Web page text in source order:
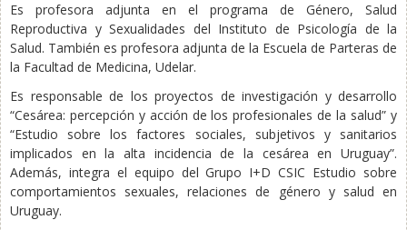
Es profesora adjunta en el programa de Género, Salud
Reproductiva y Sexualidades del Instituto de Psicología de la
Salud. También es profesora adjunta de la Escuela de Parteras de
la Facultad de Medicina, Udelar.
Es responsable de los proyectos de investigación y desarrollo
“Cesárea: percepción y acción de los profesionales de la salud” y
“Estudio sobre los factores sociales, subjetivos y sanitarios
implicados en la alta incidencia de la cesárea en Uruguay”.
Además, integra el equipo del Grupo I+D CSIC Estudio sobre
comportamientos sexuales, relaciones de género y salud en
Uruguay.